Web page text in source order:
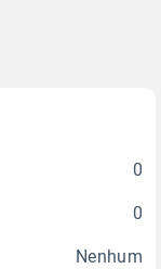
0
0
Nenhum